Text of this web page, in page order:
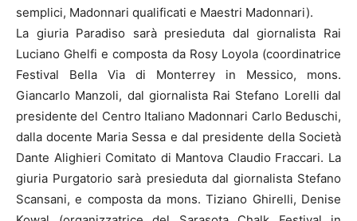
semplici, Madonnari qualificati e Maestri Madonnari).
La giuria Paradiso sarà presieduta dal giornalista Rai
Luciano Ghelfi e composta da Rosy Loyola (coordinatrice
Festival Bella Via di Monterrey in Messico, mons.
Giancarlo Manzoli, dal giornalista Rai Stefano Lorelli dal
presidente del Centro Italiano Madonnari Carlo Beduschi,
dalla docente Maria Sessa e dal presidente della Società
Dante Alighieri Comitato di Mantova Claudio Fraccari. La
giuria Purgatorio sarà presieduta dal giornalista Stefano
Scansani, e composta da mons. Tiziano Ghirelli, Denise